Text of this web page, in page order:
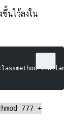
ขึ้นไว้ลงใน
777 +